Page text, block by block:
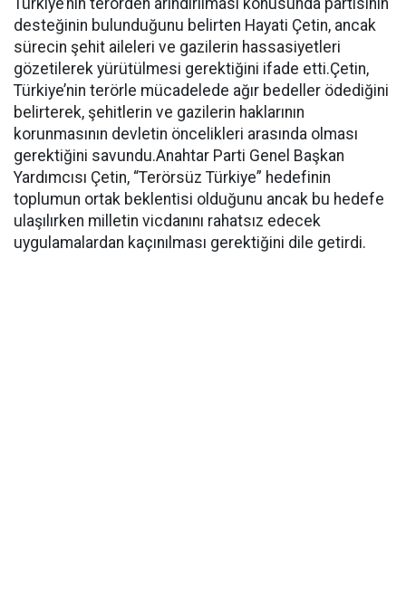
Türkiye’nin terörden arındırılması konusunda partisinin
desteğinin bulunduğunu belirten Hayati Çetin, ancak
sürecin şehit aileleri ve gazilerin hassasiyetleri
gözetilerek yürütülmesi gerektiğini ifade etti.Çetin,
Türkiye’nin terörle mücadelede ağır bedeller ödediğini
belirterek, şehitlerin ve gazilerin haklarının
korunmasının devletin öncelikleri arasında olması
gerektiğini savundu.Anahtar Parti Genel Başkan
Yardımcısı Çetin, “Terörsüz Türkiye” hedefinin
toplumun ortak beklentisi olduğunu ancak bu hedefe
ulaşılırken milletin vicdanını rahatsız edecek
uygulamalardan kaçınılması gerektiğini dile getirdi.